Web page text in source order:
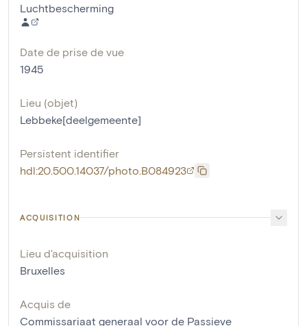
Luchtbescherming
Date de prise de vue
1945
Lieu (objet)
Lebbeke[deelgemeente]
Persistent identifier
hdl:20.500.14037/photo.B084923
ACQUISITION
Lieu d'acquisition
Bruxelles
Acquis de
Commissariaat generaal voor de Passieve